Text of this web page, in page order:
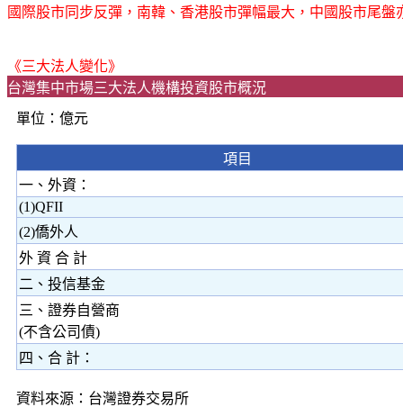
國際股市同步反彈，南韓、香港股市彈幅最大，中國股市尾
《三大法人變化》
台灣集中市場三大法人機構投資股市概況
單位：億元
項目
一、外資：
(1)QFII
(2)僑外人
外 資 合 計
二、投信基金
三、證券自營商
(不含公司債)
四、合 計：
資料來源：台灣證券交易所